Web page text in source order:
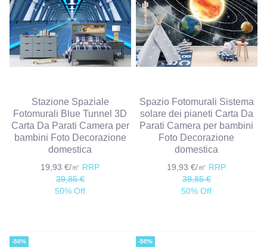
Stazione Spaziale
Fotomurali Blue Tunnel 3D
Carta Da Parati Camera per
bambini Foto Decorazione
domestica
19,93 €/㎡ RRP
39,85 €
50% Off
Spazio Fotomurali Sistema
solare dei pianeti Carta Da
Parati Camera per bambini
Foto Decorazione
domestica
19,93 €/㎡ RRP
39,85 €
50% Off
-50% -50%